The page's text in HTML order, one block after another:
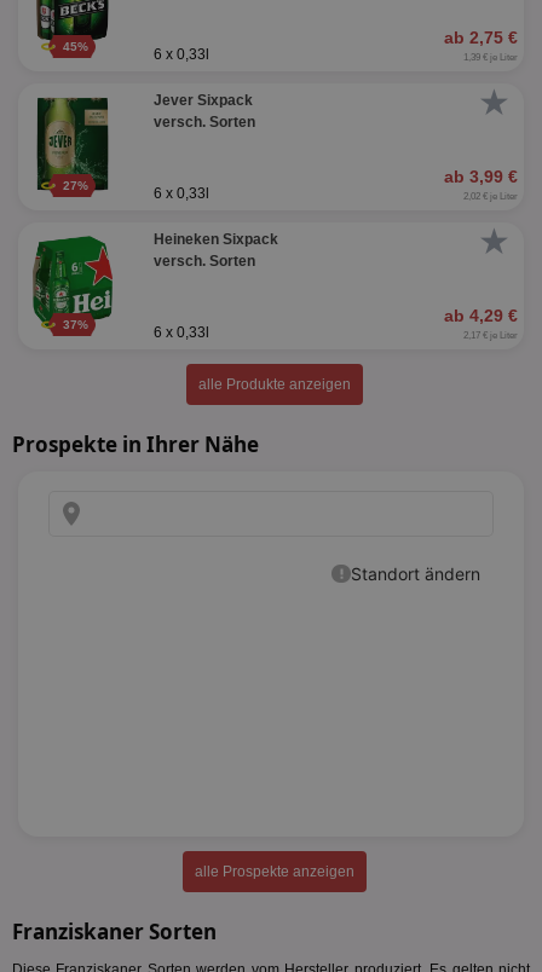
45% ab 2,75 €
6 x 0,33l 1,39 € je Liter
★
27%
Jever Sixpack
versch. Sorten
ab 3,99 €
6 x 0,33l 2,02 € je Liter
★
37%
Heineken Sixpack
versch. Sorten
ab 4,29 €
6 x 0,33l 2,17 € je Liter
alle Produkte anzeigen
Prospekte in Ihrer Nähe
alle Prospekte anzeigen
Franziskaner Sorten